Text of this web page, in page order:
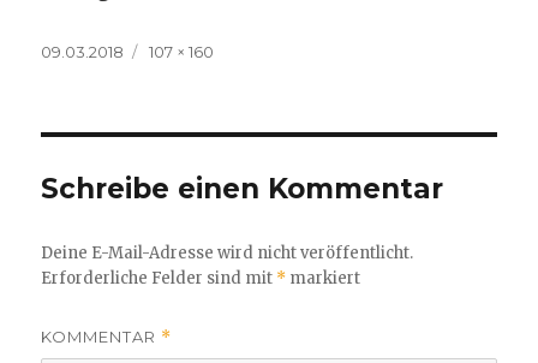
Veröffentlicht
09.03.2018
Volle
107 × 160
Schreibe einen Kommentar
Deine E-Mail-Adresse wird nicht veröffentlicht.
Erforderliche Felder sind mit * markiert
KOMMENTAR *